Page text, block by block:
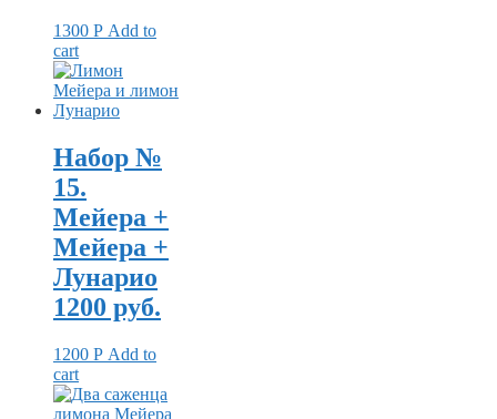
1300 Р Add to
cart
Набор №
15.
Мейера +
Мейера +
Лунарио
1200 руб.
1200 Р Add to
cart